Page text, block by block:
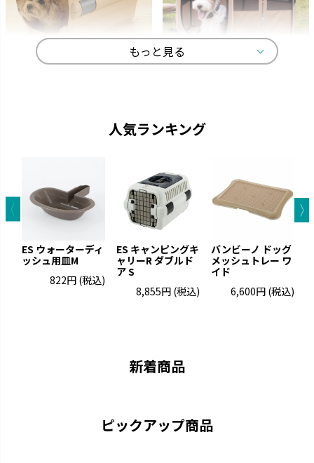
ラプレ
もっと見る
人気ランキング
ES ウォーターディ
ッシュ用皿M
822円 (税込)
ES キャンピングキ
ャリーR ダブルド
ア S
8,855円 (税込)
バンビーノ ドッグ
メッシュトレー ワ
イド
6,600円 (税込)
新着商品
ピックアップ商品